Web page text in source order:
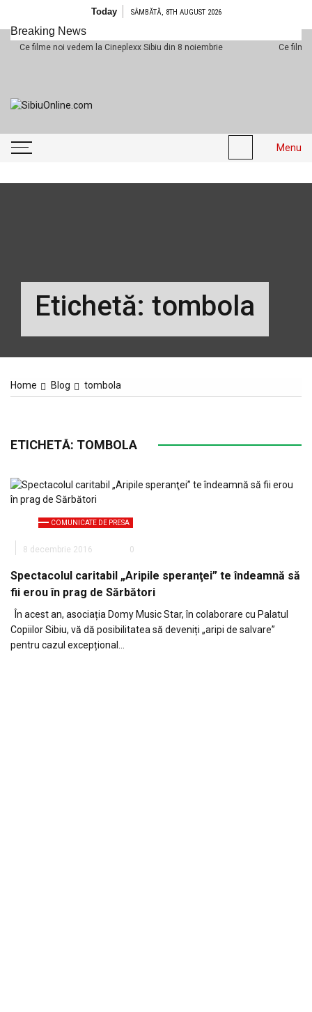
content
Today SÂMBĂTĂ, 8TH AUGUST 2026
Breaking News
Ce filme noi vedem la Cineplexx Sibiu din 8 noiembrie Ce filme
Sibiu!!!
Menu
Etichetă: tombola
Home Blog tombola
ETICHETĂ: TOMBOLA
COMUNICATE DE PRESA
8 decembrie 2016 0
Spectacolul caritabil „Aripile speranţei” te îndeamnă să
fii erou în prag de Sărbători
În acest an, asociația Domy Music Star, în colaborare cu Palatul
Copiilor Sibiu, vă dă posibilitatea să deveniți „aripi de salvare”
pentru cazul excepțional…